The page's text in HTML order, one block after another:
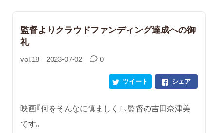
監督よりクラウドファンディング達成への御
礼
vol.18 2023-07-02 0
シェア
ツイート
映画『何をそんなに慎ましく』、監督の吉田奈津美
です。